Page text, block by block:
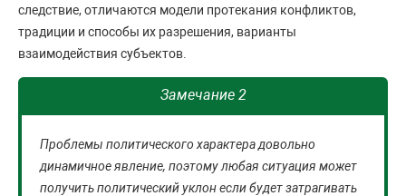
следствие, отличаются модели протекания конфликтов,
традиции и способы их разрешения, варианты
взаимодействия субъектов.
Замечание 2
Проблемы политического характера довольно
динамичное явление, поэтому любая ситуация может
получить политический уклон если будет затрагивать